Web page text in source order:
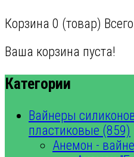
Корзина 0 (товар) Всего
Ваша корзина пуста!
Категории
Вайнеры
пластиковые (859)
Анемон -